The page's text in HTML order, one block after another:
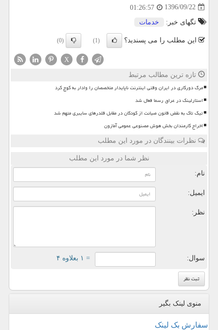
1396/09/22
01:26:57
تگهای خبر:
خدمات
این مطلب را می پسندید؟ (1)
(0)
X
تازه ترین مطالب مرتبط
مرگ دورکاری در ایران وقتی اینترنت ناپایدار متخصصان را وادار به کوچ کرد
استارلینک در عراق رسما فعال شد
تیک تاک به نقض قانون صیانت از کودکان در مقابل قلدرهای سایبری متهم شد
اخراج کارمندان بخش هوش مصنوعی عمومی آمازون
نظرات بینندگان در مورد این مطلب
نظر شما در مورد این مطلب
نام:
ایمیل:
نظر:
سوال: = ۱ بعلاوه ۴
منوی لینک بگیر
سفارش بک لینک